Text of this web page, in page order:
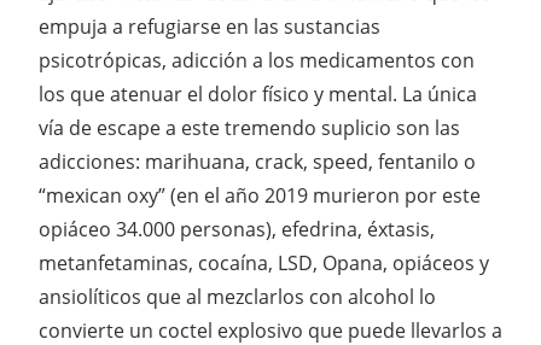
empuja a refugiarse en las sustancias
psicotrópicas, adicción a los medicamentos con
los que atenuar el dolor físico y mental. La única
vía de escape a este tremendo suplicio son las
adicciones: marihuana, crack, speed, fentanilo o
“mexican oxy” (en el año 2019 murieron por este
opiáceo 34.000 personas), efedrina, éxtasis,
metanfetaminas, cocaína, LSD, Opana, opiáceos y
ansiolíticos que al mezclarlos con alcohol lo
convierte un coctel explosivo que puede llevarlos a